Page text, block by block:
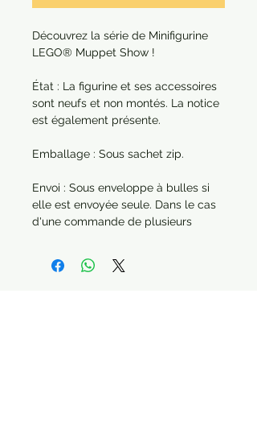
Découvrez la série de Minifigurine
LEGO® Muppet Show !
État : La figurine et ses accessoires
sont neufs et non montés. La notice
est également présente.
Emballage : Sous sachet zip.
Envoi : Sous enveloppe à bulles si
elle est envoyée seule. Dans le cas
d'une commande de plusieurs